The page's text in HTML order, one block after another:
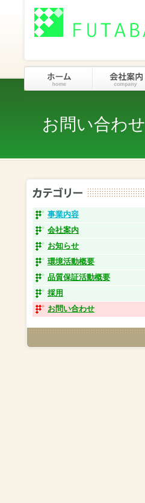
お問い合わせ
事業内容
会社案内
お知らせ
環境活動概要
品質保証活動概要
採用
お問い合わせ